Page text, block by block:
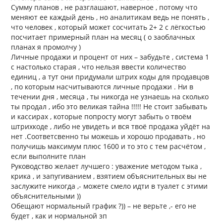
Сумму планов , не разглашают, наверное , потому что
меняют ее каждый день , но аналитикам ведь не понять ,
что человек , который может сосчитать 2+ 2 с лёгкостью
посчитает примерный план на месяц ( о заоблачных
планах я промолчу )
Личные продажи и процент от них – забудьте , система 1
с настолько старая , что нельзя ввести количество
единиц , а тут они придумали штрих коды для продавцов
, по которым насчитываются личные продажи . Ни в
течении дня , месяца , ты никогда не узнаешь на сколько
ты продал , ибо это великая тайна !!!!! Не стоит забывать
и кассирах , которые попросту могут забыть о твоём
штрихкоде , либо не увидеть и вся твоё продажа уйдёт на
нет .Соответсвенно ты можешь и хорошо продавать , но
получишь максимум плюс 1600 и то это с тем расчётом ,
если выполните план
Руководство желает лучшего : уважение методом тыка ,
крика , и запугиванием , взятием объяснительных вы не
заслужите никогда ,- можете смело идти в туалет с этими
объяснительными ))
Обещают нормальный график ?)) – не верьте ,- его не
будет , как и нормальной зп